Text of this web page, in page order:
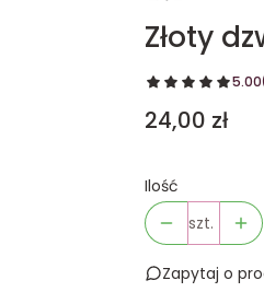
Złoty
5.00
Cena
24,00 zł
Ilość
szt.
Zapytaj o